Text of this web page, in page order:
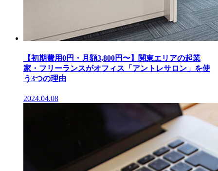
【初期費用0円・月額3,800円〜】関東エリアの起業
家・フリーランスがオフィス「アントレサロン」を使
う3つの理由
2024.04.08